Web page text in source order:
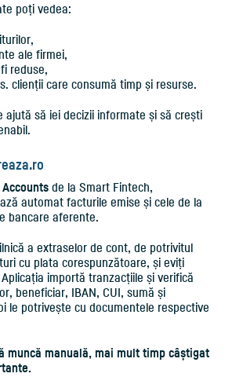
poți vedea:
ale firmei,
reduse,
clienții care consumă timp și resurse.
ajută să iei decizii informate și să crești
de la Smart Fintech,
automat facturile emise și cele de la
bancare aferente.
a extraselor de cont, de potrivitul
cu plata corespunzătoare, și eviți
importă tranzacțiile și verifică
beneficiar, IBAN, CUI, sumă și
le potrivește cu documentele respective
muncă manuală, mai mult timp câștigat